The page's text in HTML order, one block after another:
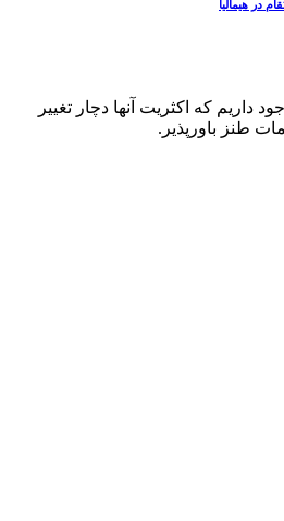
در هیمالیا
داریم که اکثریت آنها دچار تغییر
طنز باورپذیر.